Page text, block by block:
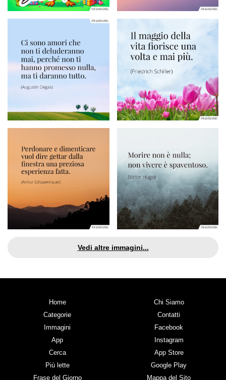
Vedi altre immagini...
Home
Categorie
Immagini
App
Cerca
Più lette
Frase del Giorno
Chi Siamo
Contatti
Facebook
Instagram
App Store
Google Play
Mappa del Sito